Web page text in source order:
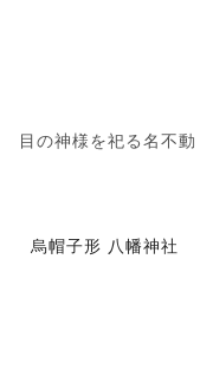
目の神様を祀る名不動
烏帽子形 八幡神社